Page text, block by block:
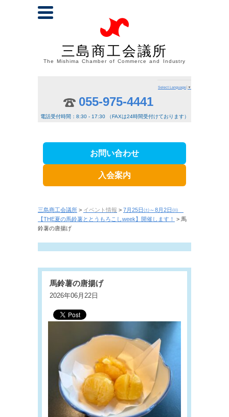
三島商工会議所
The Mishima Chamber of Commerce and Industry
Select Language ▼
055-975-4441
電話受付時間：8:30 - 17:30 （FAXは24時間受付けております）
お問い合わせ
入会案内
三島商工会議所 > イベント情報 > 7月25日㈯～8月2日㈰
【THE夏の馬鈴薯ととうもろこしweek】開催します！
> 馬
鈴薯の唐揚げ
馬鈴薯の唐揚げ
2026年06月22日